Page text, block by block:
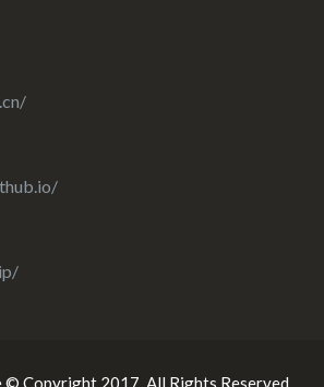
© Copyright 2017. All Rights Reserved.